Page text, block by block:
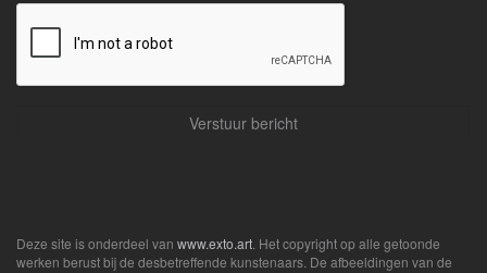
Deze site is onderdeel van www.exto.art . Het copyright op alle getoonde
werken berust bij de desbetreffende kunstenaars. De afbeeldingen van de